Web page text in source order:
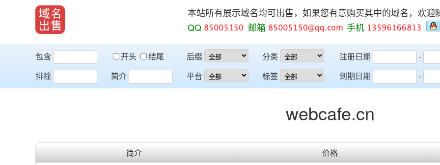
本站所有展示域名均可出售，如果您有意购买其中的域名，欢迎
QQ
邮箱 手机
包含 开头
结尾
排除
简介
后缀
平台
分类
标签
注册日期
-
到期日期
-
webcafe.cn
简介 价格